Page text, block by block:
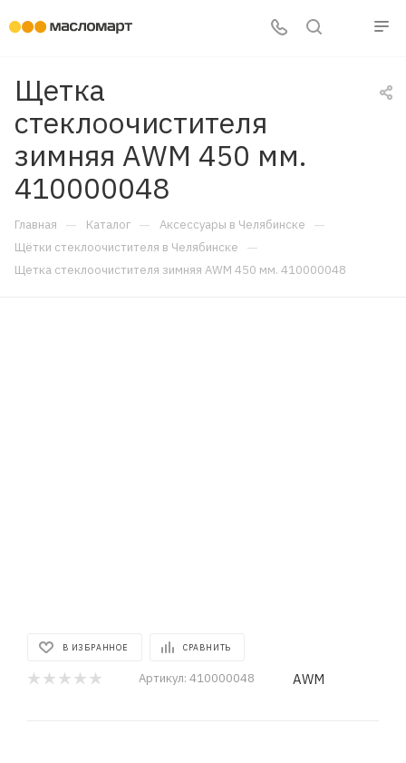
Щетка
стеклоочистителя
зимняя AWM 450 мм.
410000048
Главная — Каталог — Аксессуары в Челябинске —
Щётки стеклоочистителя в Челябинске —
Щетка стеклоочистителя зимняя AWM 450 мм. 410000048
В ИЗБРАННОЕ СРАВНИТЬ
Артикул: 410000048 AWM